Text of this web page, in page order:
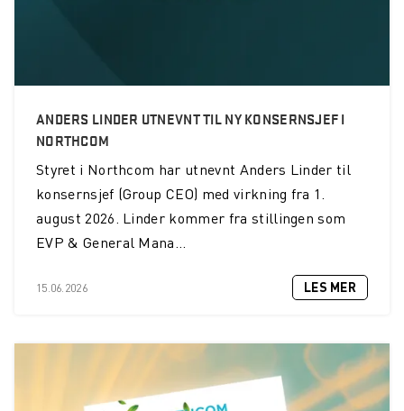
ANDERS LINDER UTNEVNT TIL NY KONSERNSJEF I
NORTHCOM
Styret i Northcom har utnevnt Anders Linder til
konsernsjef (Group CEO) med virkning fra 1.
august 2026. Linder kommer fra stillingen som
EVP & General Mana...
15.06.2026 LES MER